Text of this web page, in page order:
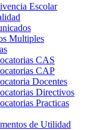
Escolar
Multiples
CAS
CAP
Docentes
Directivos
Practicas
de Utilidad